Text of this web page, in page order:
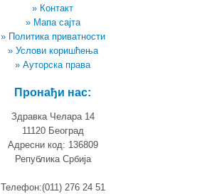
» Контакт
» Мапа сајта
» Политика приватности
» Услови коришћења
» Ауторска права
Пронађи нас:
Здравка Челара 14
11120 Београд
Адресни код: 136809
Република Србија
Телефон:(011) 276 24 51